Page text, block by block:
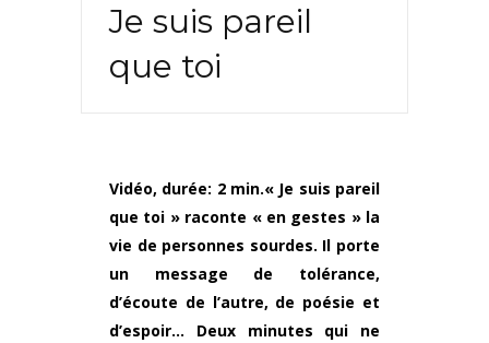
Je suis pareil
que toi
Vidéo, durée: 2 min.« Je suis pareil
que toi » raconte « en gestes » la
vie de personnes sourdes. Il porte
un message de tolérance,
d’écoute de l’autre, de poésie et
d’espoir… Deux minutes qui ne